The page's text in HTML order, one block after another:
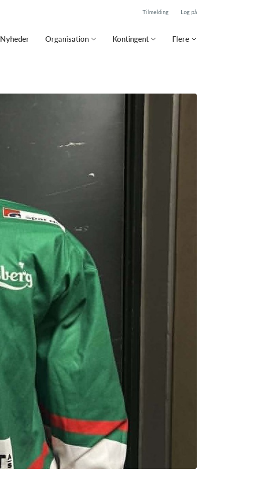
Tilmelding Log på
Nyheder Organisation Kontingent Flere